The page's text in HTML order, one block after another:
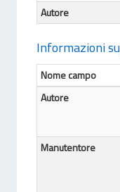
Autore
Informazioni
Nome campo
Autore
Manutentore